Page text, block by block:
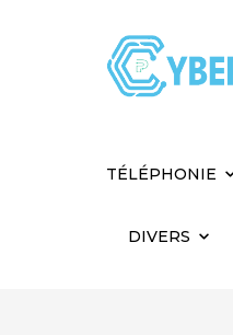
TÉLÉPHONIE
DIVERS